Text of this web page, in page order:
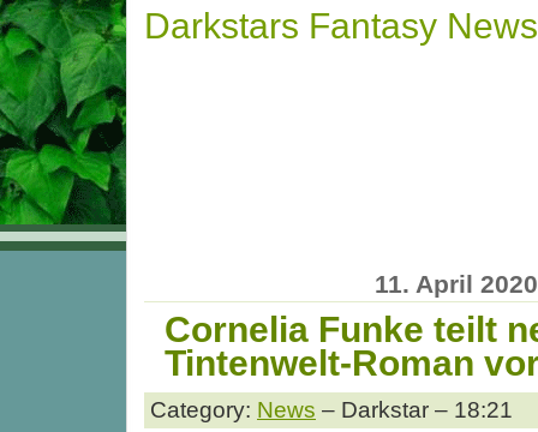
Darkstars Fantasy News
11. April 2020
Cornelia Funke teilt
Tintenwelt-Roman
Category: News – Darkstar – 18:21